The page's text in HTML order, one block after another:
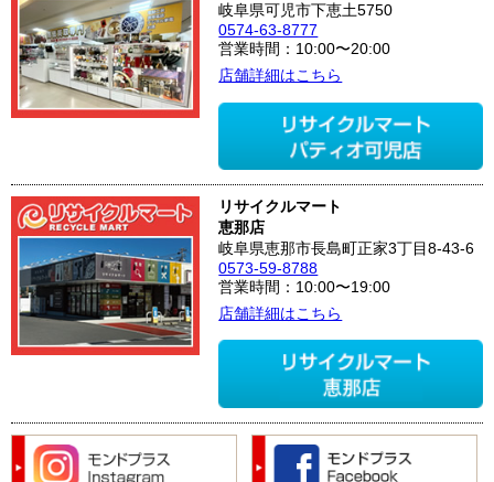
岐阜県可児市下恵土5750
0574-63-8777
営業時間：10:00〜20:00
店舗詳細はこちら
リサイクルマート
恵那店
岐阜県恵那市長島町正家3丁目8-43-6
0573-59-8788
営業時間：10:00〜19:00
店舗詳細はこちら